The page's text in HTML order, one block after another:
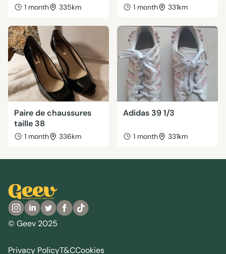
1 month 335km 1 month 331km
Paire de chaussures
taille 38
1 month 336km
Adidas 39 1/3
1 month 331km
© Geev 2025
Privacy PolicyT&CCookies